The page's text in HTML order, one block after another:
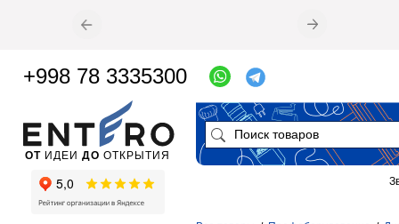
ОТ ИДЕИ ДО ОТКРЫТИЯ
+998 78 3335300